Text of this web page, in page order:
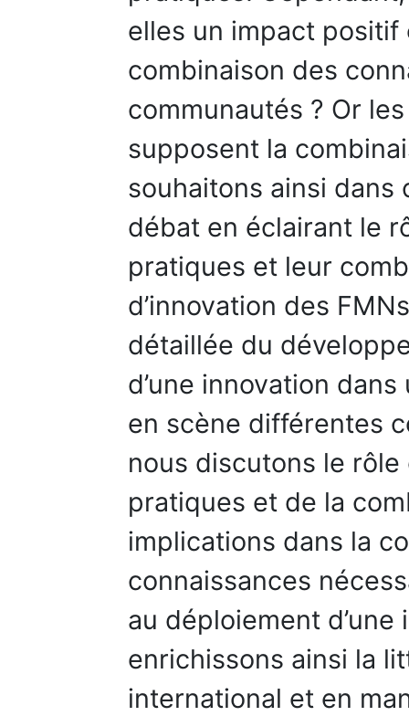
elles un impact positif
combinaison des
communautés ? Or
supposent la
souhaitons ainsi
débat en éclairant le
pratiques et leur
d’innovation des
détaillée du
d’une innovation
en scène différentes
nous discutons le
pratiques et de la
implications dans la
connaissances
au déploiement
enrichissons ainsi la
international et en